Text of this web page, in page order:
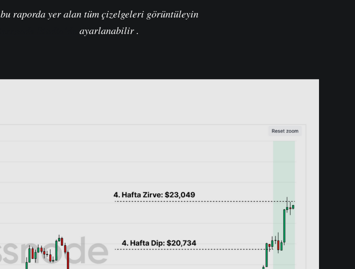
bu raporda yer alan tüm çizelgeleri görüntüleyin
ayarlanabilir .